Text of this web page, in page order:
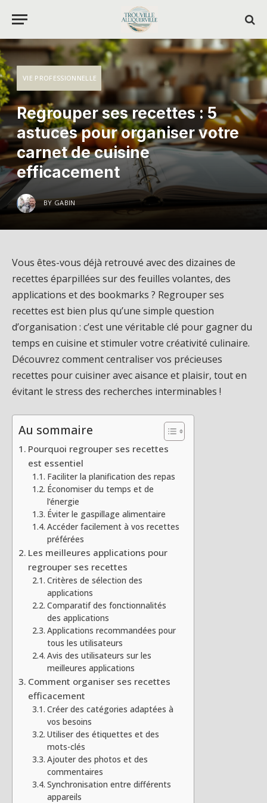
VIE PROFESSIONNELLE
Regrouper ses recettes : 5
astuces pour organiser votre
carnet de cuisine
efficacement
BY GABIN
Vous êtes-vous déjà retrouvé avec des dizaines de
recettes éparpillées sur des feuilles volantes, des
applications et des bookmarks ? Regrouper ses
recettes est bien plus qu’une simple question
d’organisation : c’est une véritable clé pour gagner du
temps en cuisine et stimuler votre créativité culinaire.
Découvrez comment centraliser vos précieuses
recettes pour cuisiner avec aisance et plaisir, tout en
évitant le stress des recherches interminables !
Au sommaire
Pourquoi regrouper ses recettes
est essentiel
Faciliter la planification des repas
Économiser du temps et de
l’énergie
Éviter le gaspillage alimentaire
Accéder facilement à vos recettes
préférées
Les meilleures applications pour
regrouper ses recettes
Critères de sélection des
applications
Comparatif des fonctionnalités
des applications
Applications recommandées pour
tous les utilisateurs
Avis des utilisateurs sur les
meilleures applications
Comment organiser ses recettes
efficacement
Créer des catégories adaptées à
vos besoins
Utiliser des étiquettes et des
mots-clés
Ajouter des photos et des
commentaires
Synchronisation entre différents
appareils